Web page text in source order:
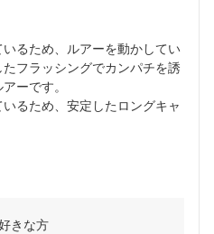
るため、ルアーを動かしてい
フラッシングでカンパチを誘
ーです。
るため、安定したロングキャ
きな方